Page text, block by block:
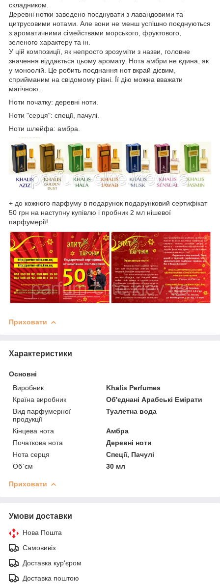
складником.
Деревні нотки заведено поєднувати з лавандовими та
цитрусовими нотами. Але вони не менш успішно поєднуються
з ароматичними сімействами морського, фруктового,
зеленого характеру та ін.
У цій композиції, як непросто зрозуміти з назви, головне
значення віддається цьому аромату. Нота амбри не єдина, як
у моноолій. Це робить поєднання нот вкрай дієвим,
сприйманим на свідомому рівні. Її дію можна вважати
магічною.
Ноти початку: деревні ноти.
Ноти "серця": спеції, пачулі.
Ноти шлейфа: амбра.
+ до кожного парфуму в подарунок подарунковий сертифікат
50 грн на наступну купівлю і пробник 2 мл нішевої
парфумерії!
Приховати
Характеристики
Основні
Виробник
Khalis Perfumes
Країна виробник
Об'єднані Арабські Емірати
Вид парфумерної
продукції
Туалетна вода
Кінцева нота
Амбра
Початкова нота
Деревні ноти
Нота серця
Спеції, Пачулі
Об`єм
30 мл
Приховати
Умови доставки
Нова Пошта
Самовивіз
Доставка кур'єром
Доставка поштою